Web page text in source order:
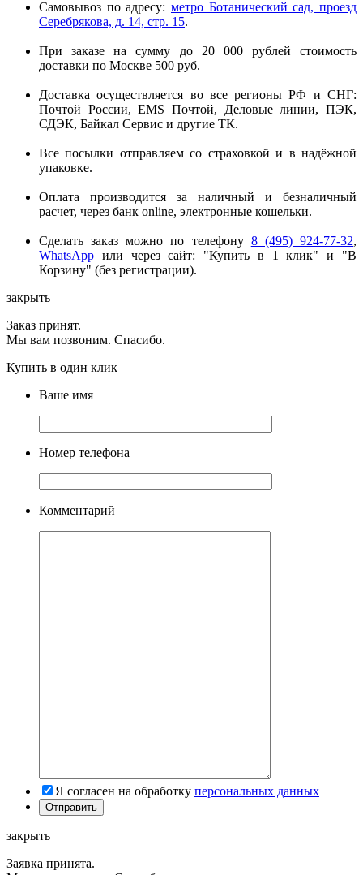
Самовывоз по адресу: метро Ботанический сад, проезд
Серебрякова, д. 14, стр. 15.
При заказе на сумму до 20 000 рублей стоимость
доставки по Москве 500 руб.
Доставка осуществляется во все регионы РФ и СНГ:
Почтой России, EMS Почтой, Деловые линии, ПЭК,
СДЭК, Байкал Сервис и другие ТК.
Все посылки отправляем со страховкой и в надёжной
упаковке.
Оплата производится за наличный и безналичный
расчет, через банк online, электронные кошельки.
Сделать заказ можно по телефону 8 (495) 924-77-32,
WhatsApp или через сайт: "Купить в 1 клик" и "В
Корзину" (без регистрации).
закрыть
Заказ принят.
Мы вам позвоним. Спасибо.
Купить в один клик
Ваше имя
Номер телефона
Комментарий
Я согласен на обработку персональных данных
закрыть
Заявка принята.